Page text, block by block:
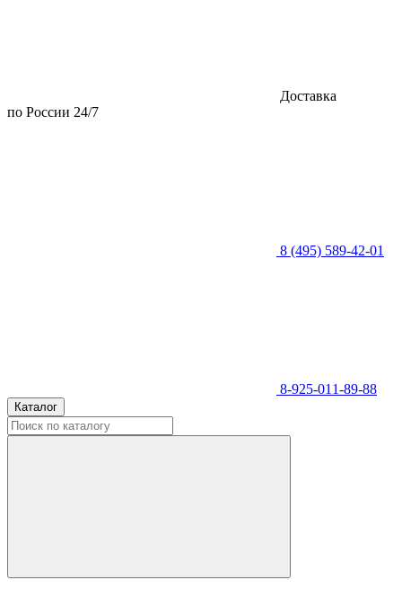
Доставка
по России 24/7
8 (495) 589-42-01
8-925-011-89-88
Каталог